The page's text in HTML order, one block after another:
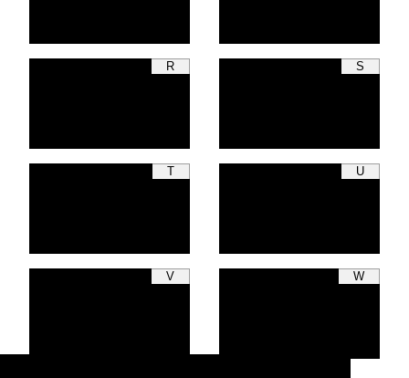
R S
T U
V W